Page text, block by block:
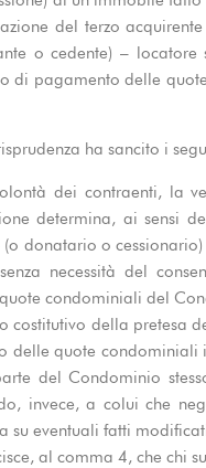
del terzo
o cedente) – locatore
di pagamento delle
ha sancito i
dei contraenti, la
determina, ai sensi
donatario o
necessità del
condominiali del
costitutivo della pretesa
quote condominiali
del Condominio
invece, a colui che
su eventuali fatti
al comma 4, che chi